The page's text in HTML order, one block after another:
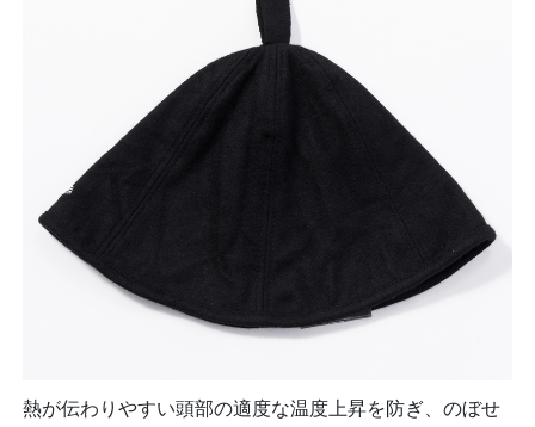
熱が伝わりやすい頭部の適度な温度上昇を防ぎ、のぼせ